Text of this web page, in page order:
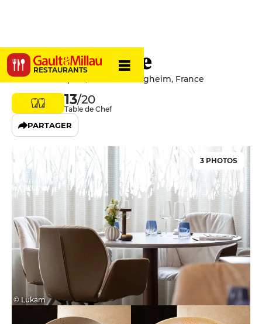
RESTAURANTS
L'Imaginaire
42 Rue Principale, 67300 Schiltigheim, France
13/20
Table de Chef
PARTAGER
© Lukam
3 PHOTOS